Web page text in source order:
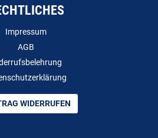
Impressum
AGB
WIDERRUFEN